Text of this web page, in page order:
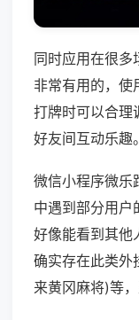
同时应用在很多
非常有用的，使
打牌时可以合理
好友间互动乐趣。
微信小程序微乐
中遇到部分用户
好像能看到其他
确实存在此类外
来黄冈麻将)等